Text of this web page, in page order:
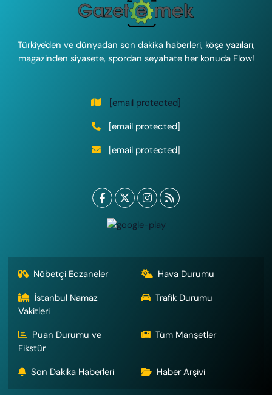
Türkiye'den ve dünyadan son dakika haberleri, köşe yazıları,
magazinden siyasete, spordan seyahate her konuda Flow!
[email protected]
[email protected]
[email protected]
Nöbetçi Eczaneler
Hava Durumu
İstanbul Namaz
Vakitleri
Trafik Durumu
Puan Durumu ve
Fikstür
Tüm Manşetler
Son Dakika Haberleri Haber Arşivi